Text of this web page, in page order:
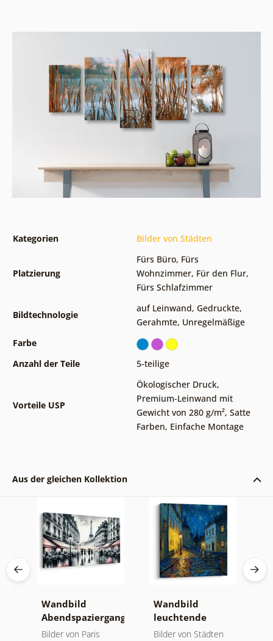
Kategorien Bilder von Städten
Platzierung
Fürs Büro, Fürs
Wohnzimmer, Für den Flur,
Fürs Schlafzimmer
Bildtechnologie
auf Leinwand, Gedruckte,
Gerahmte, Unregelmäßige
Farbe
Anzahl der Teile
5-teilige
Vorteile USP
Ökologischer Druck,
Premium-Leinwand mit
Gewicht von 280 g/m², Satte
Farben, Einfache Montage
Aus der gleichen Kollektion
Wandbild
Abendspaziergang
durch Paris
Bilder von Paris
Wandbild
leuchtende
Lampennacht
Bilder von Städten